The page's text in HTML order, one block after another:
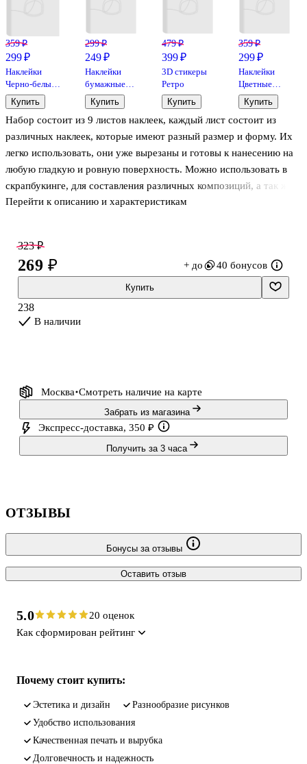
Набор состоит из 9 листов наклеек, каждый лист состоит из
различных наклеек, которые имеют разный размер и форму. Их
легко использовать, они уже вырезаны и готовы к нанесению на
любую гладкую и ровную поверхность. Можно использовать в
скрапбукинге, для составления различных композиций, а так же
выделить важные элементы в ваших конспектах.
Перейти к описанию и характеристикам
359 ₽
299 ₽
Наклейки
Черно-белые
коты
бумажные ,
9*17,5 (6
листов)
Купить
299 ₽
249 ₽
Наклейки
бумажные
Коты играют
17048
Купить
479 ₽
399 ₽
3D стикеры
Ретро
Купить
359 ₽
299 ₽
Наклейки
Цветные
коты
бумажные ,
9*17,5 (6
листов)
Купить
323 ₽
269 ₽ + до 40 бонусов
Купить
238
В наличии
Москва Смотреть наличие на карте
Забрать из магазина
Экспресс-доставка, 350 ₽
Получить за 3 часа
ОТЗЫВЫ
Бонусы за отзывы
Оставить отзыв
5.0
20 оценок
Как сформирован рейтинг
Почему стоит купить:
Эстетика и дизайн
Разнообразие рисунков
Удобство использования
Качественная печать и вырубка
Долговечность и надежность